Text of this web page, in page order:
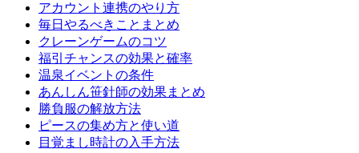
アカウント連携のやり方
毎日やるべきことまとめ
クレーンゲームのコツ
福引チャンスの効果と確率
温泉イベントの条件
あんしん笹針師の効果まとめ
勝負服の解放方法
ピースの集め方と使い道
目覚まし時計の入手方法